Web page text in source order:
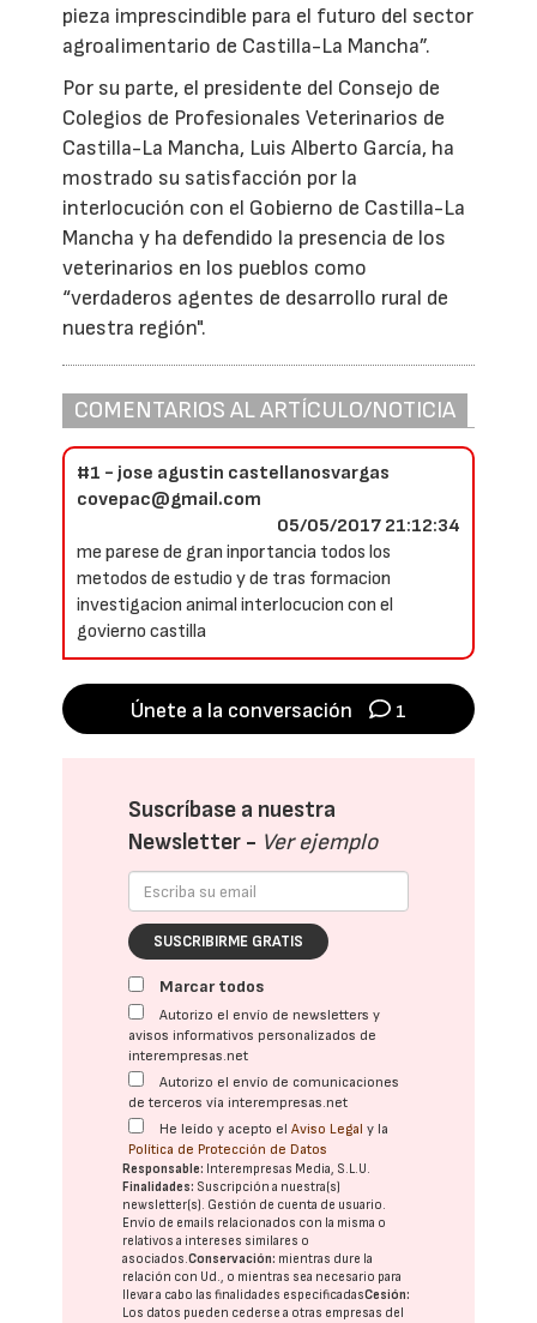
pieza imprescindible para el futuro del sector
agroalimentario de Castilla-La Mancha”.
Por su parte, el presidente del Consejo de
Colegios de Profesionales Veterinarios de
Castilla-La Mancha, Luis Alberto García, ha
mostrado su satisfacción por la
interlocución con el Gobierno de Castilla-La
Mancha y ha defendido la presencia de los
veterinarios en los pueblos como
“verdaderos agentes de desarrollo rural de
nuestra región".
COMENTARIOS AL ARTÍCULO/NOTICIA
#1 - jose agustin castellanosvargas
covepac@gmail.com
05/05/2017 21:12:34
me parese de gran inportancia todos los
metodos de estudio y de tras formacion
investigacion animal interlocucion con el
govierno castilla
Únete a la conversación 1
Suscríbase a nuestra
Newsletter - Ver ejemplo
SUSCRIBIRME GRATIS
Marcar todos
Autorizo el envío de newsletters y
avisos informativos personalizados de
interempresas.net
Autorizo el envío de comunicaciones
de terceros vía interempresas.net
He leído y acepto elAviso Legal y la
Política de Protección de Datos
Responsable: Interempresas Media, S.L.U.
Finalidades: Suscripción a nuestra(s)
newsletter(s). Gestión de cuenta de usuario.
Envío de emails relacionados con la misma o
relativos a intereses similares o
asociados.Conservación: mientras dure la
relación con Ud., o mientras sea necesario para
llevar a cabo las finalidades especificadasCesión:
Los datos pueden cederse a otras empresas del